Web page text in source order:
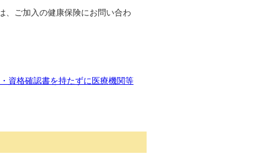
、ご加入の健康保険にお問い合わ
資格確認書を持たずに医療機関等